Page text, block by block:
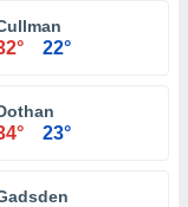
22°
23°